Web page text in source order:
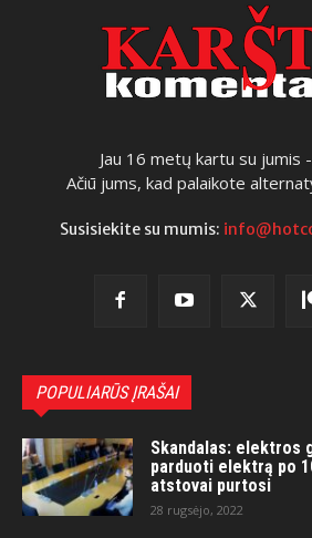
Jau 16 metų kartu su jumis
Ačiū jums, kad palaikote
Susisiekite su mumis:
POPULIARŪS ĮRAŠAI
Skandalas: elektros
parduoti elektrą po
atstovai purtosi
28 rugsėjo, 2022